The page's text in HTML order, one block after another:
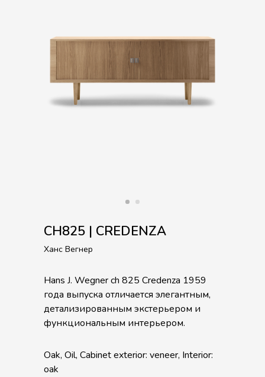
CH825 | CREDENZA
Ханс Вегнер
Hans J. Wegner ch 825 Credenza 1959
года выпуска отличается элегантным,
детализированным экстерьером и
функциональным интерьером.
Oak, Oil, Cabinet exterior: veneer, Interior:
oak